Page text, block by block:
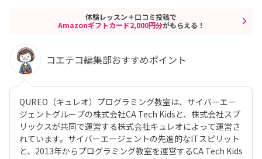
体験レッスン＋口コミ投稿で
Amazonギフトカード2,000円分がもらえる！
コエテコ編集部おすすめポイント
QUREO（キュレオ）プログラミング教室は、サイバーエー
ジェントグループの株式会社CA Tech Kidsと、株式会社スプ
リックスが共同で運営する株式会社キュレオによって運営さ
れています。サイバーエージェントの先進的なITスピリット
と、2013年からプログラミング教室を運営するCA Tech Kids